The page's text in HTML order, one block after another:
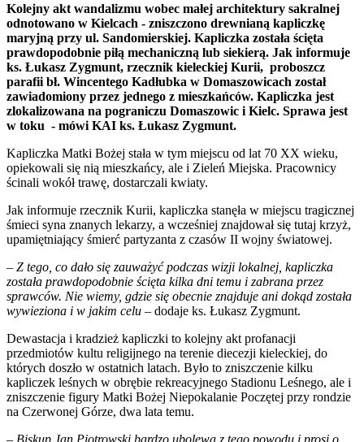
Kolejny akt wandalizmu wobec małej architektury sakralnej
odnotowano w Kielcach - zniszczono drewnianą kapliczkę
maryjną przy ul. Sandomierskiej. Kapliczka została ścięta
prawdopodobnie piłą mechaniczną lub siekierą. Jak informuje
ks. Łukasz Zygmunt, rzecznik kieleckiej Kurii, proboszcz
parafii bł. Wincentego Kadłubka w Domaszowicach został
zawiadomiony przez jednego z mieszkańców. Kapliczka jest
zlokalizowana na pograniczu Domaszowic i Kielc. Sprawa jest
w toku - mówi KAI ks. Łukasz Zygmunt.
Kapliczka Matki Bożej stała w tym miejscu od lat 70 XX wieku,
opiekowali się nią mieszkańcy, ale i Zieleń Miejska. Pracownicy
ścinali wokół trawę, dostarczali kwiaty.
Jak informuje rzecznik Kurii, kapliczka stanęła w miejscu tragicznej
śmieci syna znanych lekarzy, a wcześniej znajdował się tutaj krzyż,
upamiętniający śmierć partyzanta z czasów II wojny światowej.
– Z tego, co dało się zauważyć podczas wizji lokalnej, kapliczka
została prawdopodobnie ścięta kilka dni temu i zabrana przez
sprawców. Nie wiemy, gdzie się obecnie znajduje ani dokąd została
wywieziona i w jakim celu – dodaje ks. Łukasz Zygmunt.
Dewastacja i kradzież kapliczki to kolejny akt profanacji
przedmiotów kultu religijnego na terenie diecezji kieleckiej, do
których doszło w ostatnich latach. Było to zniszczenie kilku
kapliczek leśnych w obrębie rekreacyjnego Stadionu Leśnego, ale i
zniszczenie figury Matki Bożej Niepokalanie Poczętej przy rondzie
na Czerwonej Górze, dwa lata temu.
– Biskup Jan Piotrowski bardzo ubolewa z tego powodu i prosi o